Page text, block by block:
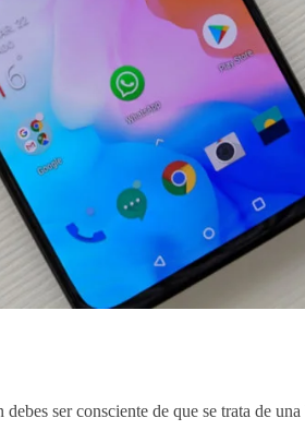
ser consciente de que se trata de